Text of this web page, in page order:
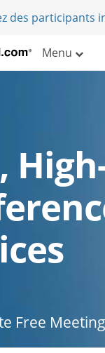
des participants
Menu
Free